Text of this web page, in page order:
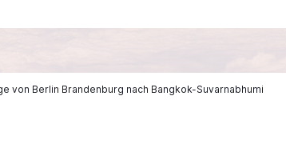
von Berlin Brandenburg nach Bangkok-Suvarnabhumi